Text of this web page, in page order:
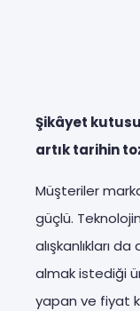
Şikâyet
artık tarihin
Müşteriler
güçlü.
alışkanlıkları
almak istediği
yapan ve fiyat